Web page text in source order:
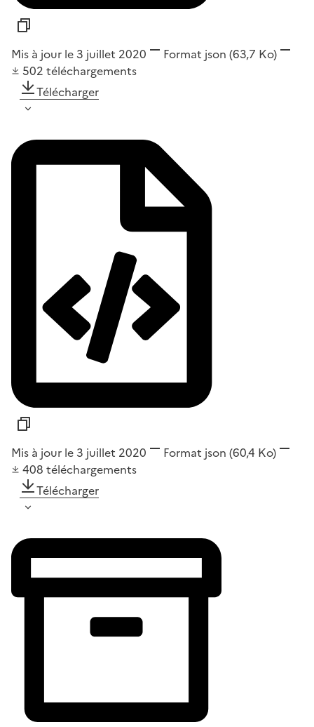
Mis à jour le 3 juillet 2020 Format json (63,7 Ko)
502 téléchargements
Télécharger
Mis à jour le 3 juillet 2020 Format json (60,4 Ko)
408 téléchargements
Télécharger